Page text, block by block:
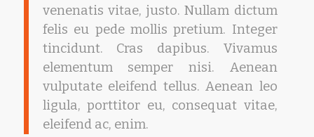
venenatis vitae, justo. Nullam dictum
felis eu pede mollis pretium. Integer
tincidunt. Cras dapibus. Vivamus
elementum semper nisi. Aenean
vulputate eleifend tellus. Aenean leo
ligula, porttitor eu, consequat vitae,
eleifend ac, enim.